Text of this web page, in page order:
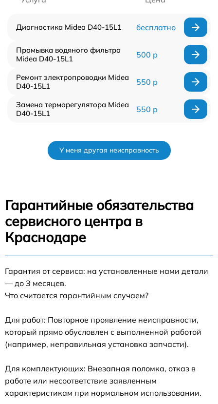
Диагностика Midea D40-15L1 бесплатно
Промывка водяного фильтра
Midea D40-15L1
500 р
Ремонт электропроводки Midea
D40-15L1
550 р
Замена терморегулятора Midea
D40-15L1
550 р
У меня другая неисправность
Гарантийные обязательства
сервисного центра в
Краснодаре
Гарантия от сервиса: на установленные нами детали
— до 3 месяцев.
Что считается гарантийным случаем?
Для работ: Повторное проявление неисправности,
который прямо обусловлен с выполненной работой
(например, неправильная установка запчасти).
Для комплектующих: Внезапная поломка, отказ в
работе или несоответствие заявленным
характеристикам при нормальном использовании.